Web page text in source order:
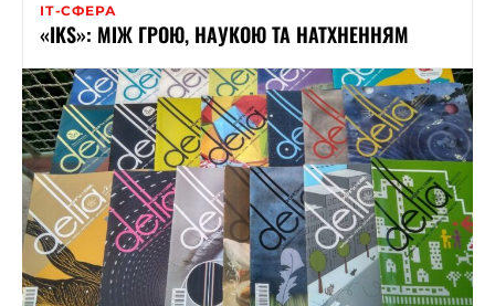
ІТ-СФЕРА
«IKS»: МІЖ ГРОЮ, НАУКОЮ ТА НАТХНЕННЯМ